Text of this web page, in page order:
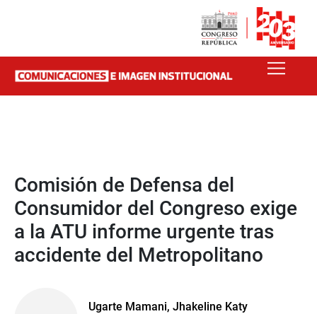
Comisión de Defensa del
Consumidor del Congreso exige
a la ATU informe urgente tras
accidente del Metropolitano
Ugarte Mamani, Jhakeline Katy